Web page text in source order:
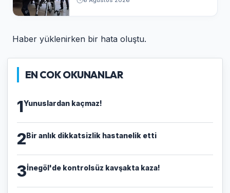
Haber yüklenirken bir hata oluştu.
EN COK OKUNANLAR
1Yunuslardan kaçmaz!
2Bir anlık dikkatsizlik hastanelik etti
3İnegöl'de kontrolsüz kavşakta kaza!